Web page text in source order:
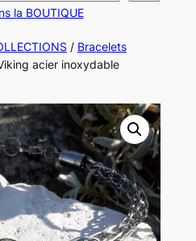
la BOUTIQUE
/ Bracelets
acier inoxydable